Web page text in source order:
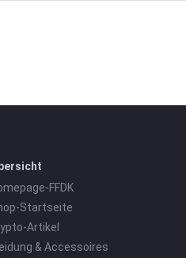
FFDK
Startseite
Artikel
& Accessoires